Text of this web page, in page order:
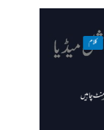
کلام